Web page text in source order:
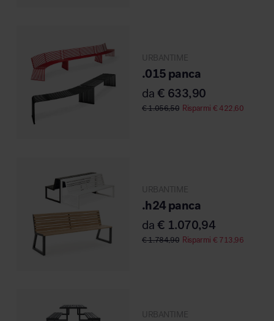
Area outdoor
URBANTIME
.015 panca
da€ 633,90
€1.056,50 Risparmi € 422,60
URBANTIME
.h24 panca
da€ 1.070,94
€1.784,90 Risparmi € 713,96
URBANTIME